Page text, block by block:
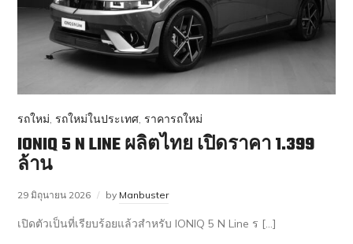
รถใหม่,รถใหม่ในประเทศ,ราคารถใหม่
IONIQ 5 N LINE ผลิตไทย เปิดราคา 1.399
ล้าน
29 มิถุนายน 2026 by Manbuster
เปิดตัวเป็นที่เรียบร้อยแล้วสำหรับ IONIQ 5 N Line ร […]